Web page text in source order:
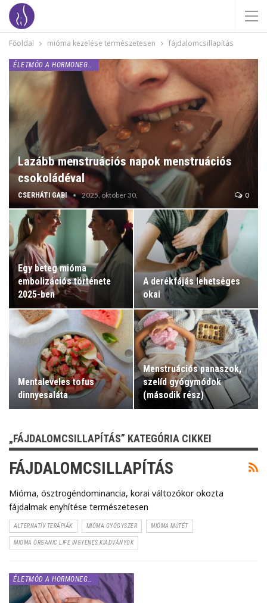
Főoldal mióma kezelése természetesen fájdalomcsillapítás
ÉLETMÓD A HORMONEGYENSÚLYÉRT
Lazább menstruációs napok menstruációs
csokoládéval
CSERHÁTI GABI 2025. október 30. 0
Egy beteg mióma
embolizációs története
2025-ben
A derékfájás lehetséges
okai
Mentaleveles tofus
dinnyesaláta
Menstruációs panaszok,
szelíd gyógymódok
(második rész)
„FÁJDALOMCSILLAPÍTÁS” KATEGÓRIA CIKKEI
FÁJDALOMCSILLAPÍTÁS
Mióma, ösztrogéndominancia, korai változókor okozta
fájdalmak enyhítése természetesen
ALTERNATÍV TERÁPIÁK MIÓMA GYÓGYSZER MIÓMA MŰTÉT
MIOMA ORGANIC LIFE INGYENES KIADVÁNYOK